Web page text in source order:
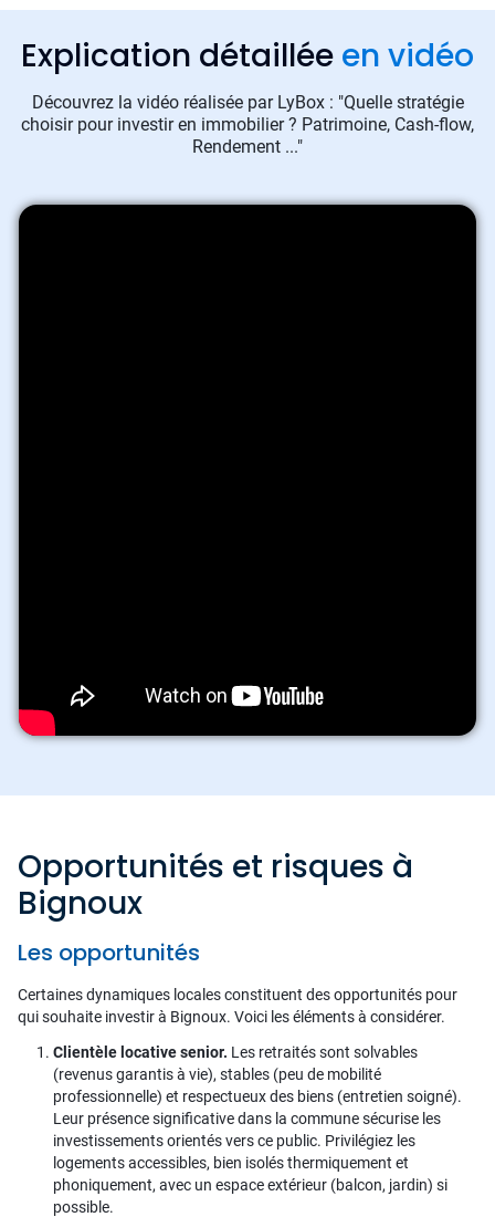
Explication détaillée en vidéo
Découvrez la vidéo réalisée par LyBox : "Quelle stratégie
choisir pour investir en immobilier ? Patrimoine, Cash-flow,
Rendement ..."
Opportunités et risques à
Bignoux
Les opportunités
Certaines dynamiques locales constituent des opportunités pour
qui souhaite investir à Bignoux. Voici les éléments à considérer.
Clientèle locative senior. Les retraités sont solvables
(revenus garantis à vie), stables (peu de mobilité
professionnelle) et respectueux des biens (entretien soigné).
Leur présence significative dans la commune sécurise les
investissements orientés vers ce public. Privilégiez les
logements accessibles, bien isolés thermiquement et
phoniquement, avec un espace extérieur (balcon, jardin) si
possible.